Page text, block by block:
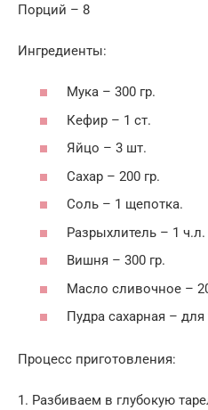
Порций – 8
Ингредиенты:
Мука – 300 гр.
Кефир – 1 ст.
Яйцо – 3 шт.
Сахар – 200 гр.
Соль – 1 щепотка.
Разрыхлитель – 1 ч.л.
Вишня – 300 гр.
Масло сливочное –
Пудра сахарная –
Процесс приготовления:
1. Разбиваем в глубокую